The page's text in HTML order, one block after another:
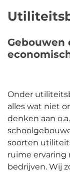
Gebouwen
Onder
alles wat niet
denken aan
soorten
ruime ervaring
bedrijven. Wij